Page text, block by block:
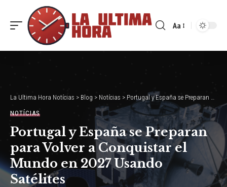
Font
Aa
La Ultima Hora Notícias > Blog > Notícias > Portugal y España se Preparan para Volver a Conquistar el Mundo en 2027 Usando Satélites
NOTÍCIAS
Portugal y España se Preparan
para Volver a Conquistar el
Mundo en 2027 Usando
Satélites